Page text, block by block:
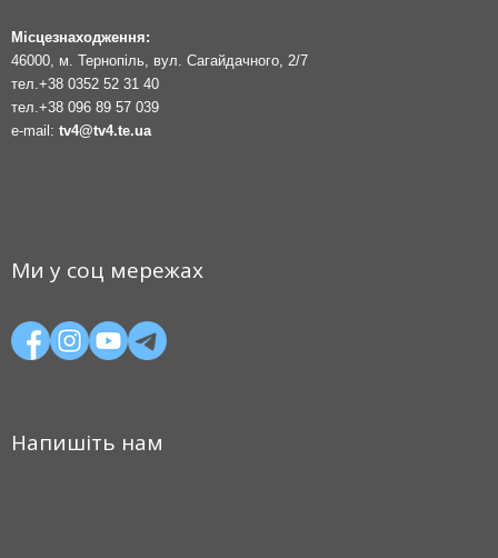
Місцезнаходження:
46000, м. Тернопіль, вул. Сагайдачного, 2/7
тел. +38 0352 52 31 40
тел. +38 096 89 57 039
e-mail: tv4@tv4.te.ua
Ми у соц мережах
Напишіть нам